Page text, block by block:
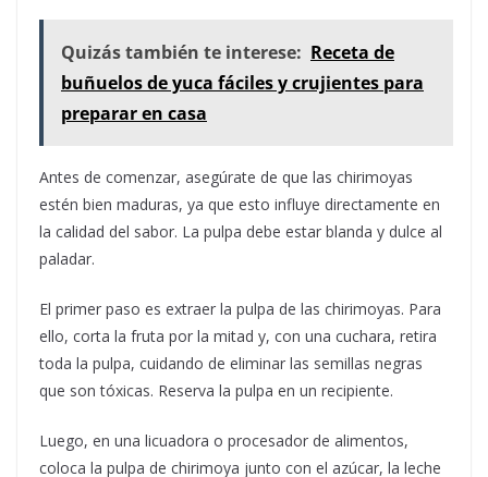
Quizás también te interese: Receta de
buñuelos de yuca fáciles y crujientes para
preparar en casa
Antes de comenzar, asegúrate de que las chirimoyas
estén bien maduras, ya que esto influye directamente en
la calidad del sabor. La pulpa debe estar blanda y dulce al
paladar.
El primer paso es extraer la pulpa de las chirimoyas. Para
ello, corta la fruta por la mitad y, con una cuchara, retira
toda la pulpa, cuidando de eliminar las semillas negras
que son tóxicas. Reserva la pulpa en un recipiente.
Luego, en una licuadora o procesador de alimentos,
coloca la pulpa de chirimoya junto con el azúcar, la leche